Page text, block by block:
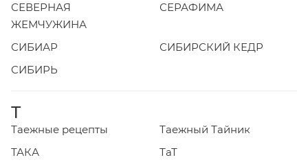
СЕВЕРНАЯ
ЖЕМЧУЖИНА
СЕРАФИМА
СИБИАР
СИБИРСКИЙ КЕДР
СИБИРЬ
Т
Таежные рецепты
Таежный Тайник
ТАКА
ТаТ